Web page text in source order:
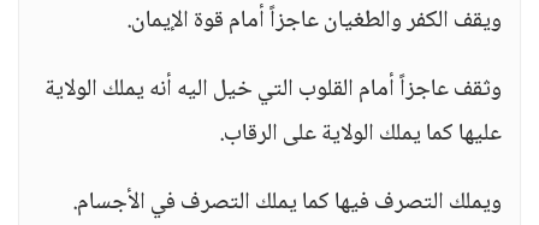
ويقف الكفر والطغيان عاجزاً أمام قوة الإيمان.
وثقف عاجزاً أمام القلوب التي خيل اليه أنه يملك الولاية
عليها كما يملك الولاية على الرقاب.
ويملك التصرف فيها كما يملك التصرف في الأجسام.